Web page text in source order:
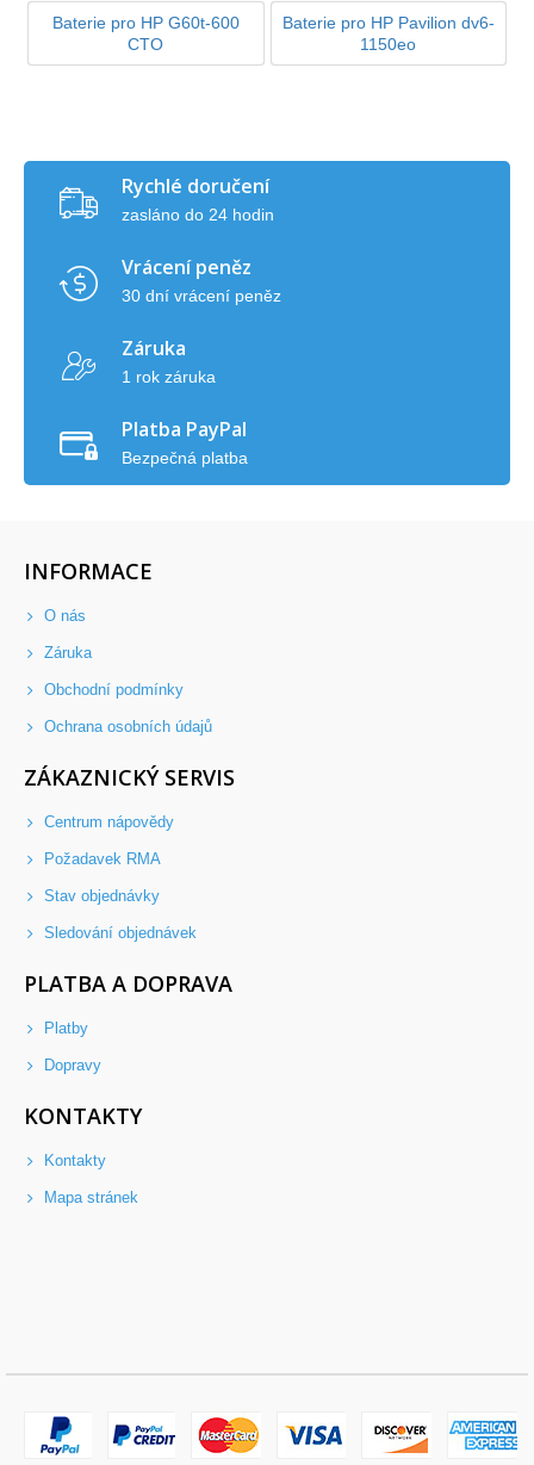
Baterie pro HP G60t-600
CTO
Baterie pro HP Pavilion dv6-
1150eo
Rychlé doručení
zasláno do 24 hodin
Vrácení peněz
30 dní vrácení peněz
Záruka
1 rok záruka
Platba PayPal
Bezpečná platba
INFORMACE
O nás
Záruka
Obchodní podmínky
Ochrana osobních údajů
ZÁKAZNICKÝ SERVIS
Centrum nápovědy
Požadavek RMA
Stav objednávky
Sledování objednávek
PLATBA A DOPRAVA
Platby
Dopravy
KONTAKTY
Kontakty
Mapa stránek